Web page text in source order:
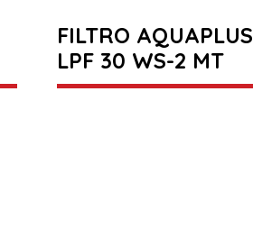
FILTRO AQUAPLUS
LPF 30 WS-2 MT